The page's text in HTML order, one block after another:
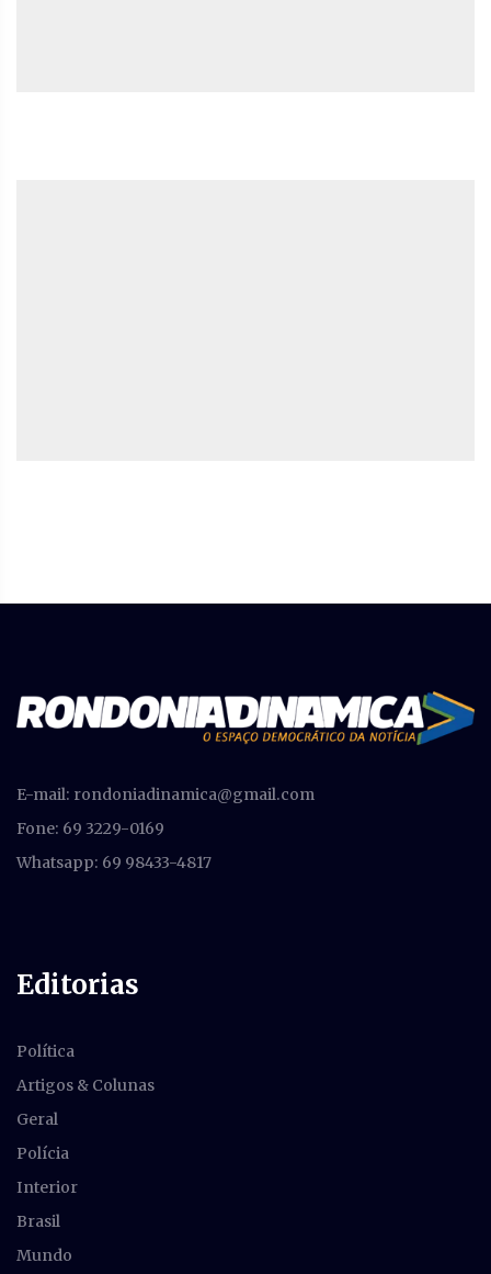
E-mail: rondoniadinamica@gmail.com
Fone: 69 3229-0169
Whatsapp: 69 98433-4817
Editorias
Política
Artigos & Colunas
Geral
Polícia
Interior
Brasil
Mundo